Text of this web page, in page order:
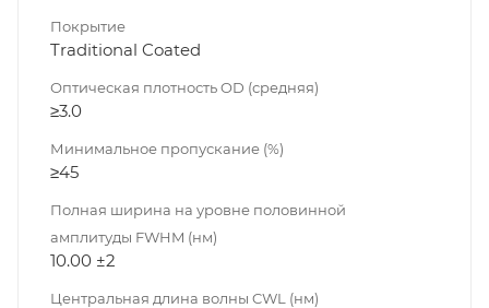
Покрытие
Traditional Coated
Оптическая плотность OD (средняя)
≥3.0
Минимальное пропускание (%)
≥45
Полная ширина на уровне половинной
амплитуды FWHM (нм)
10.00 ±2
Центральная длина волны CWL (нм)